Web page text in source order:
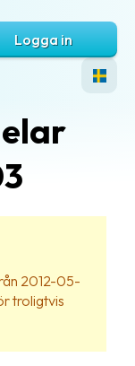
Logga in
2012-05-
troligtvis